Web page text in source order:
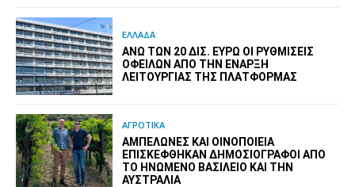
ΕΛΛΑΔΑ
ΆΝΩ ΤΩΝ 20 ΔΙΣ. ΕΥΡΏ ΟΙ ΡΥΘΜΊΣΕΙΣ
ΟΦΕΙΛΏΝ ΑΠΌ ΤΗΝ ΈΝΑΡΞΗ
ΛΕΙΤΟΥΡΓΊΑΣ ΤΗΣ ΠΛΑΤΦΌΡΜΑΣ
ΑΓΡΟΤΙΚΑ
ΑΜΠΕΛΏΝΕΣ ΚΑΙ ΟΙΝΟΠΟΙΕΊΑ
ΕΠΙΣΚΈΦΘΗΚΑΝ ΔΗΜΟΣΙΟΓΡΆΦΟΙ ΑΠΌ
ΤΟ ΗΝΩΜΈΝΟ ΒΑΣΊΛΕΙΟ ΚΑΙ ΤΗΝ
ΑΥΣΤΡΑΛΊΑ